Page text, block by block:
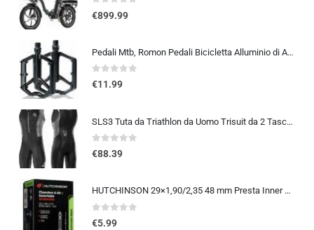
0out of 5
€899.99
Pedali Mtb, Romon Pedali Bicicletta Alluminio di Alta Qualità e Cuscinetto du Sigillato, Pedali Piatti 9/16 Lavorati a CNC co
0out of 5
€11.99
SLS3 Tuta da Triathlon da Uomo Trisuit da 2 Tasche FRT Ottima vestibilità e comodità | Progettato Tedesco 2019
0out of 5
€88.39
HUTCHINSON 29×1,90/2,35 48 mm Presta Inner Tube 2014
0out of 5
€5.99